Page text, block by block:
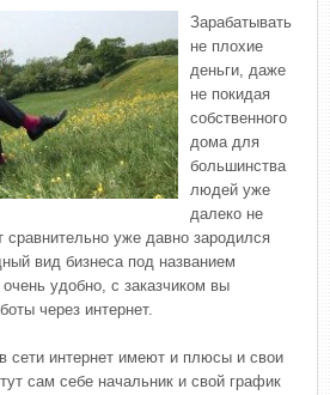
Зарабатывать
не плохие
деньги, даже
не покидая
собственного
дома для
большинства
людей уже
далеко не
сравнительно уже давно зародился
вид бизнеса под названием
удобно, с заказчиком вы
через интернет.
сети интернет имеют и плюсы и свои
сам себе начальник и свой график